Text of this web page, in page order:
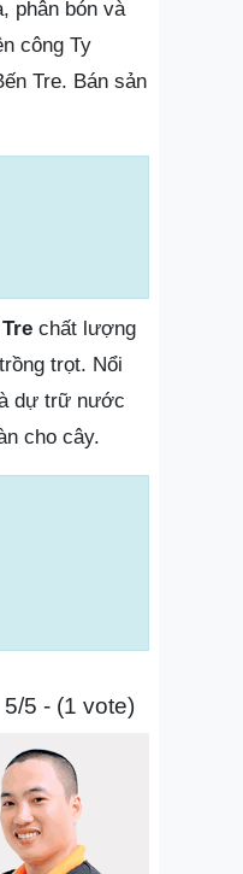
phân bón và
công Ty
Tre. Bán sản
chất lượng
trọt. Nổi
dự trữ nước
cho cây.
5/5 - (1 vote)